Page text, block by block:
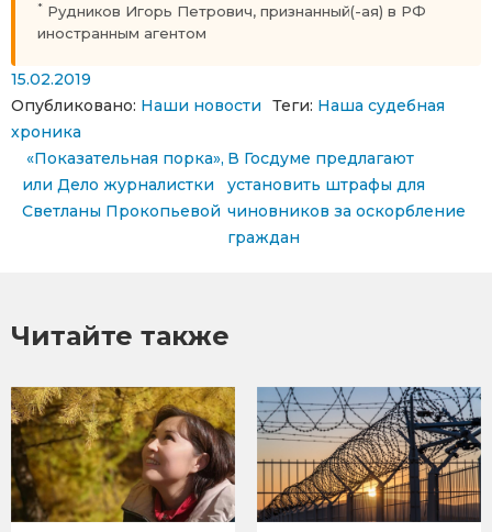
* Рудников Игорь Петрович, признанный(-ая) в РФ
иностранным агентом
15.02.2019
Опубликовано: Наши новости Теги: Наша судебная
хроника
Навигация по записям
«Показательная порка»,
или Дело журналистки
Светланы Прокопьевой
В Госдуме предлагают
установить штрафы для
чиновников за оскорбление
граждан
Читайте также